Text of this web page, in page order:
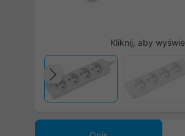
Kliknij, aby
Poprzedni